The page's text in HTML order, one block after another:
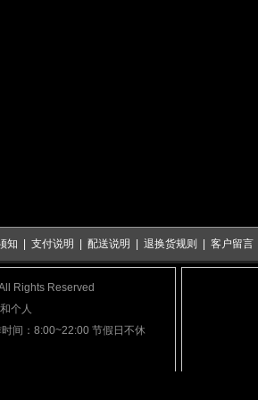
知|支付说明|配送说明|退换货规则|客户留言
Rights Reserved
个人
间：8:00~22:00 节假日不休